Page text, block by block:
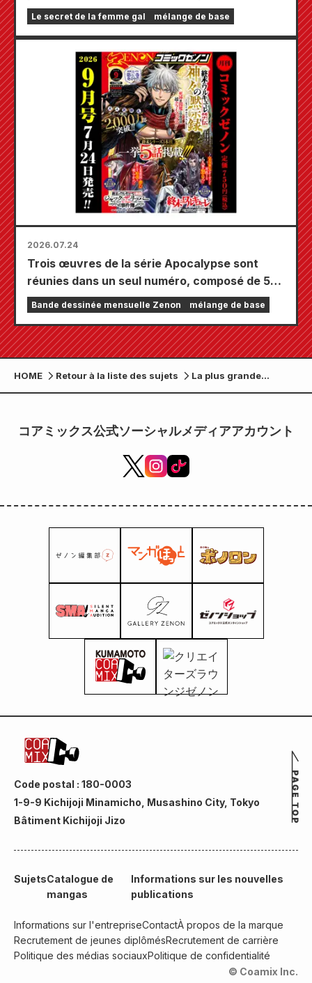
limitée comprenant un tapis de jeu spécial
orné d'une magnifique illustration de Fuyuki
Secret of the Gal Bride » sortira le 20
Le secret de la femme gal mélange de base
2026.07.24
Trois œuvres de la série Apocalypse sont
réunies dans un seul numéro, composé de 5
chapitres ! Le numéro de septembre 2026 de
« Monthly Comic Zenon » sera disponible le
24 juillet !
Bande dessinée mensuelle Zenon mélange de base
HOME Retour à la liste des sujets
La plus grande
exposition d'art
Hunter Original Art
コアミックス公式ソーシャルメディアアカウント
Code postal : 180-0003
1-9-9 Kichijoji Minamicho, Musashino City, Tokyo
Bâtiment Kichijoji Jizo
SujetsCatalogue de
mangas
Informations sur les nouvelles
publications
Informations sur l'entrepriseContactÀ propos de la marque
Recrutement de jeunes diplômésRecrutement de carrière
Politique des médias sociauxPolitique de confidentialité
© Coamix Inc.